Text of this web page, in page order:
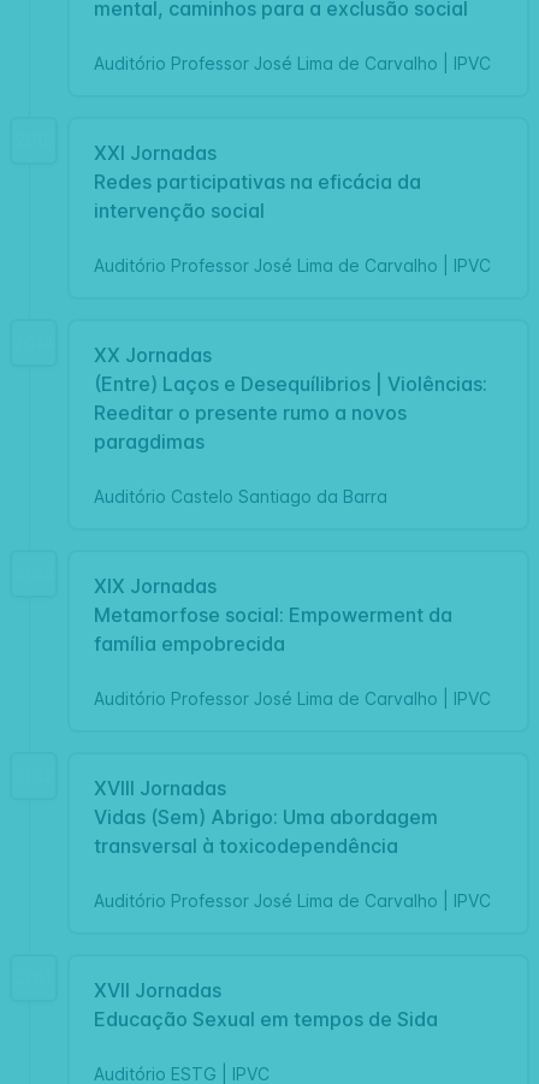
mental, caminhos para a exclusão social
Auditório Professor José Lima de Carvalho | IPVC
XXI Jornadas
Redes participativas na eficácia da
intervenção social
Auditório Professor José Lima de Carvalho | IPVC
XX Jornadas
(Entre) Laços e Desequílibrios | Violências:
Reeditar o presente rumo a novos
paragdimas
Auditório Castelo Santiago da Barra
XIX Jornadas
Metamorfose social: Empowerment da
família empobrecida
Auditório Professor José Lima de Carvalho | IPVC
XVIII Jornadas
Vidas (Sem) Abrigo: Uma abordagem
transversal à toxicodependência
Auditório Professor José Lima de Carvalho | IPVC
XVII Jornadas
Educação Sexual em tempos de Sida
Auditório ESTG | IPVC